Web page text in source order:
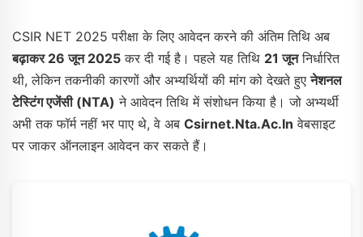
CSIR NET 2025 परीक्षा के लिए आवेदन करने की अंतिम तिथि अब
बढ़ाकर 26 जून 2025 कर दी गई है। पहले यह तिथि 21 जूननिर्धारित
थी, लेकिन तकनीकी कारणों और अभ्यर्थियों की मांग को देखते हुएनेशनल
टेस्टिंग एजेंसी (NTA) ने आवेदन तिथि में संशोधन किया है। जो अभ्यर्थी
अभी तक फॉर्म नहीं भर पाए थे, वे अब Csirnet.nta.ac.in वेबसाइट
पर जाकर ऑनलाइन आवेदन कर सकते हैं।